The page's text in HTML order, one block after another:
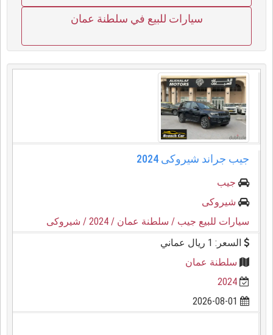
سيارات للبيع في سلطنة عمان
جيب جراند شيروكى 2024
جيب
شيروكى
سيارات للبيع جيب / سلطنة عمان / 2024
/ شيروكى
السعر: 1 ريال عماني
سلطنة عمان
2024